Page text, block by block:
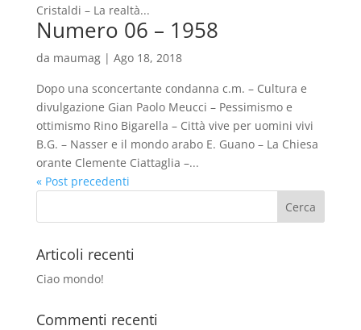
Cristaldi – La realtà...
Numero 06 – 1958
da maumag| Ago 18, 2018
Dopo una sconcertante condanna c.m. – Cultura e
divulgazione Gian Paolo Meucci – Pessimismo e
ottimismo Rino Bigarella – Città vive per uomini vivi
B.G. – Nasser e il mondo arabo E. Guano – La Chiesa
orante Clemente Ciattaglia –...
« Post precedenti
Articoli recenti
Ciao mondo!
Commenti recenti